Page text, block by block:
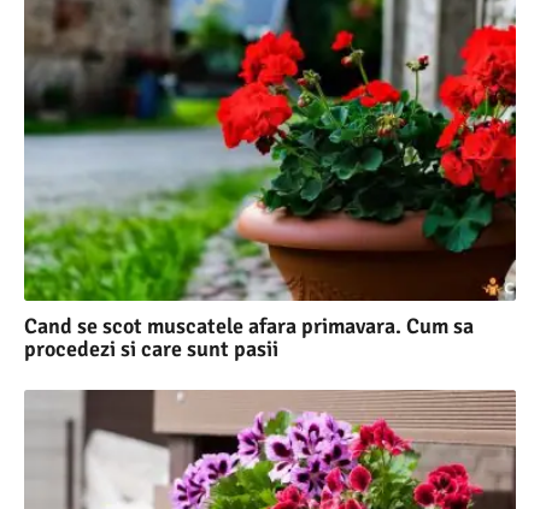
Cand se scot muscatele afara primavara. Cum sa
procedezi si care sunt pasii